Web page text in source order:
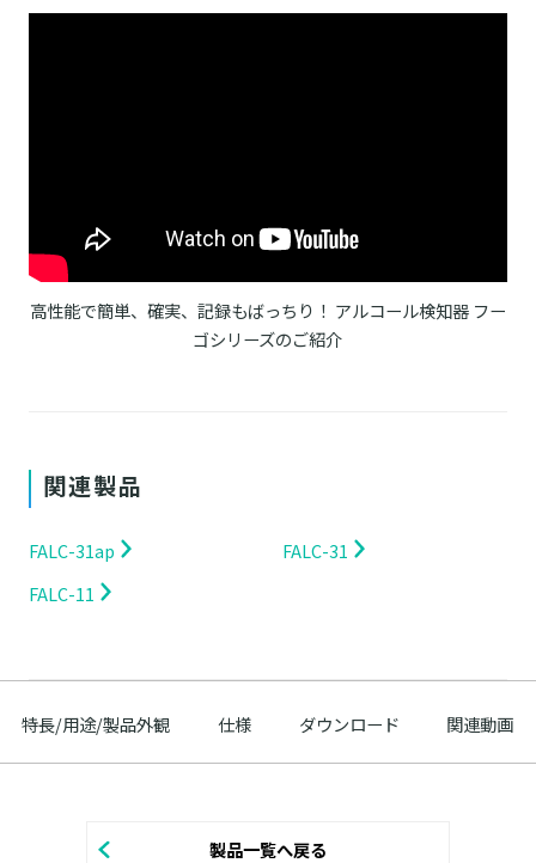
高性能で簡単、確実、記録もばっちり！ アルコール検知器 フー
ゴシリーズのご紹介
関連製品
FALC-31ap
FALC-31
FALC-11
特長/用途/製品外観 仕様 ダウンロード 関連動画
製品一覧へ戻る